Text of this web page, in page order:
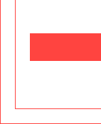
ve, pero que lo
Leer más